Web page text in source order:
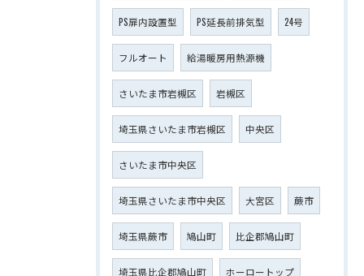
PS扉内設置型 PS延長前排気型 24号
フルオート 給湯暖房用熱源機
さいたま市岩槻区 岩槻区
埼玉県さいたま市岩槻区 中央区
さいたま市中央区
埼玉県さいたま市中央区 大宮区 蕨市
埼玉県蕨市 鳩山町 比企郡鳩山町
埼玉県比企郡鳩山町 ホーロートップ